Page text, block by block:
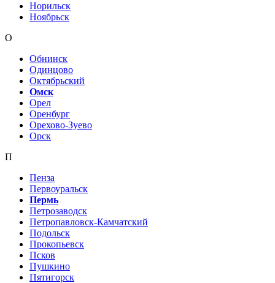
Норильск
Ноябрьск
О
Обнинск
Одинцово
Октябрьский
Омск
Орел
Оренбург
Орехово-Зуево
Орск
П
Пенза
Первоуральск
Пермь
Петрозаводск
Петропавловск-Камчатский
Подольск
Прокопьевск
Псков
Пушкино
Пятигорск